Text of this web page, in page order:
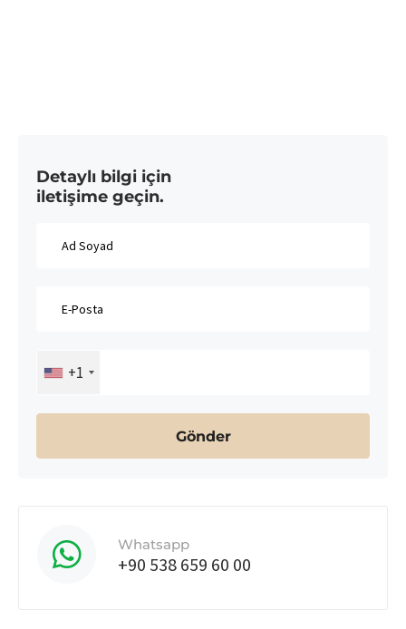
Detaylı bilgi için
iletişime geçin.
+1
Whatsapp
+90 538 659 60 00